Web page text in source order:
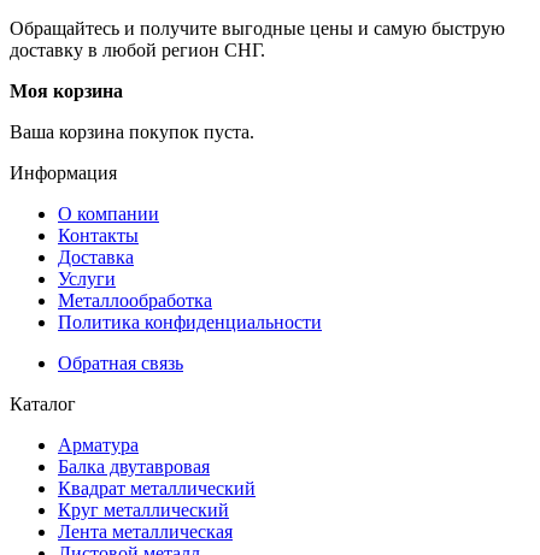
Обращайтесь и получите выгодные цены и самую быструю
доставку в любой регион СНГ.
Моя корзина
Ваша корзина покупок пуста.
Информация
О компании
Контакты
Доставка
Услуги
Металлообработка
Политика конфиденциальности
Обратная связь
Каталог
Арматура
Балка двутавровая
Квадрат металлический
Круг металлический
Лента металлическая